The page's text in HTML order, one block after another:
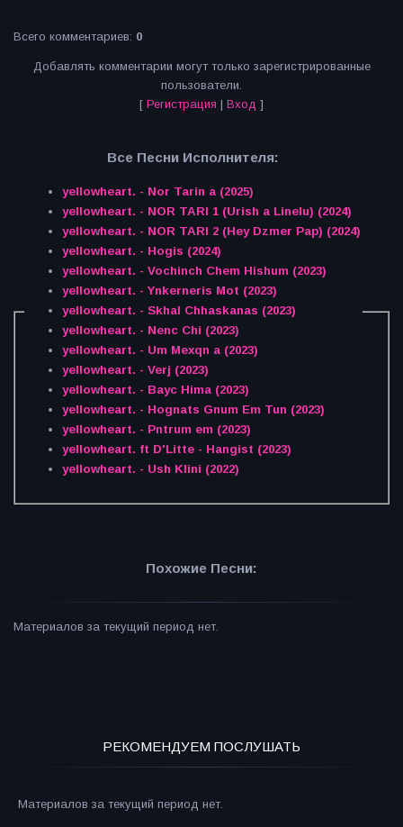
Всего комментариев: 0
Добавлять комментарии могут только зарегистрированные
пользователи.
[ Регистрация | Вход ]
Все Песни Исполнителя:
yellowheart. - Nor Tarin a (2025)
yellowheart. - NOR TARI 1 (Urish a Linelu) (2024)
yellowheart. - NOR TARI 2 (Hey Dzmer Pap) (2024)
yellowheart. - Hogis (2024)
yellowheart. - Vochinch Chem Hishum (2023)
yellowheart. - Ynkerneris Mot (2023)
yellowheart. - Skhal Chhaskanas (2023)
yellowheart. - Nenc Chi (2023)
yellowheart. - Um Mexqn a (2023)
yellowheart. - Verj (2023)
yellowheart. - Bayc Hima (2023)
yellowheart. - Hognats Gnum Em Tun (2023)
yellowheart. - Pntrum em (2023)
yellowheart. ft D'Litte - Hangist (2023)
yellowheart. - Ush Klini (2022)
Похожие Песни:
Материалов за текущий период нет.
РЕКОМЕНДУЕМ ПОСЛУШАТЬ
Материалов за текущий период нет.